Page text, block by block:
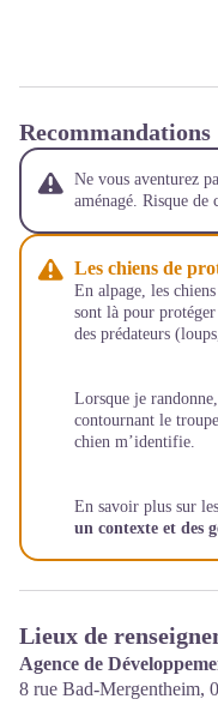
Recommandations
Ne vous aventurez
aménagé. Risque de
Les chiens de
En alpage, les
sont là pour
des prédateurs
Lorsque je
contournant le
chien m’identifie.
En savoir plus sur
un contexte et des
Lieux de
Agence de
8 rue Bad-Mergentheim,